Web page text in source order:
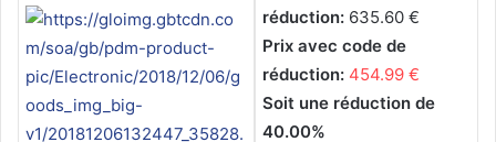
réduction: 635.60 €
Prix avec code de
réduction: 454.99 €
Soit une réduction de
40.00%